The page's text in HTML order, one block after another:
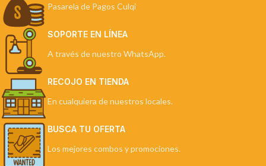
Pasarela de Pagos Culqi
SOPORTE EN LÍNEA
A través de nuestro WhatsApp.
RECOJO EN TIENDA
En cualquiera de nuestros locales.
BUSCA TU OFERTA
Los mejores combos y promociones.